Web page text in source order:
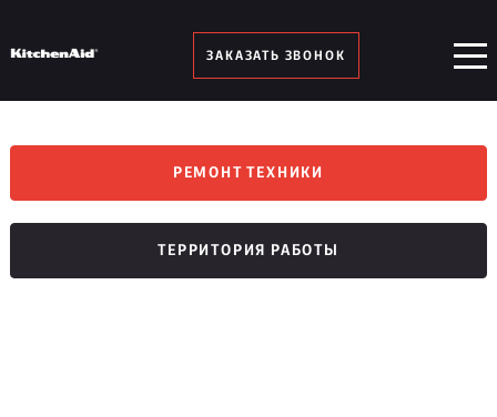
ЗАКАЗАТЬ ЗВОНОК
РЕМОНТ ТЕХНИКИ
ТЕРРИТОРИЯ РАБОТЫ